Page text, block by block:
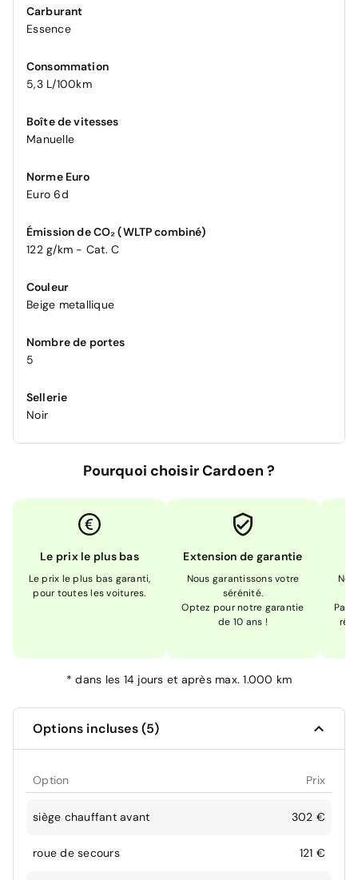
Carburant
Essence
Consommation
5,3 L/100km
Boîte de vitesses
Manuelle
Norme Euro
Euro 6d
Émission de CO₂ (WLTP combiné)
122 g/km - Cat. C
Couleur
Beige metallique
Nombre de portes
5
Sellerie
Noir
Pourquoi choisir Cardoen ?
Le prix le plus bas
Le prix le plus bas garanti,
pour toutes les voitures.
Extension de garantie
Nous garantissons votre
sérénité.
Optez pour notre garantie
de 10 ans !
Pas
*dans les 14 jours et après max. 1.000 km
Options incluses (5)
Option Prix
siège chauffant avant 302 €
roue de secours 121 €